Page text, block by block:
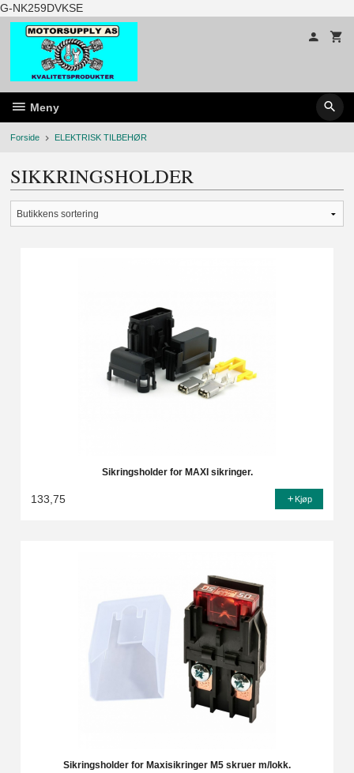
G-NK259DVKSEGå
til
innholdet
Meny
Forside ELEKTRISK TILBEHØR
SIKKRINGSHOLDER
Sikringsholder for MAXI sikringer.
133,75 Kjøp
Sikringsholder for Maxisikringer M5 skruer m/lokk.